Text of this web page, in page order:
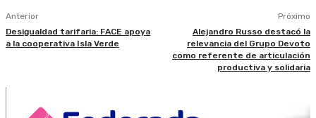
Anterior
Desigualdad tarifaria: FACE apoya
a la cooperativa Isla Verde
Próximo
Alejandro Russo destacó la
relevancia del Grupo Devoto
como referente de articulación
productiva y solidaria